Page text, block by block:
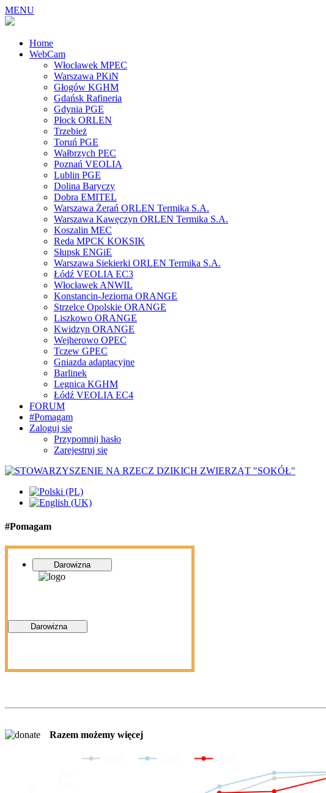
MENU
Home
WebCam
Włocławek MPEC
Warszawa PKiN
Głogów KGHM
Gdańsk Rafineria
Gdynia PGE
Płock ORLEN
Trzebież
Toruń PGE
Wałbrzych PEC
Poznań VEOLIA
Lublin PGE
Dolina Baryczy
Dobra EMITEL
Warszawa Żerań ORLEN Termika S.A.
Warszawa Kawęczyn ORLEN Termika S.A.
Koszalin MEC
Reda MPCK KOKSIK
Słupsk ENGiE
Warszawa Siekierki ORLEN Termika S.A.
Łódź VEOLIA EC3
Włocławek ANWIL
Konstancin-Jeziorna ORANGE
Strzelce Opolskie ORANGE
Liszkowo ORANGE
Kwidzyn ORANGE
Wejherowo OPEC
Tczew GPEC
Gniazda adaptacyjne
Barlinek
Legnica KGHM
Łódź VEOLIA EC4
FORUM
#Pomagam
Zaloguj się
Przypomnij hasło
Zarejestruj się
#Pomagam
Darowizna
Darowizna
Razem możemy więcej